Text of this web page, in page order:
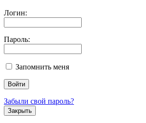
Логин:
Пароль:
Запомнить меня
Забыли свой пароль?
Закрыть